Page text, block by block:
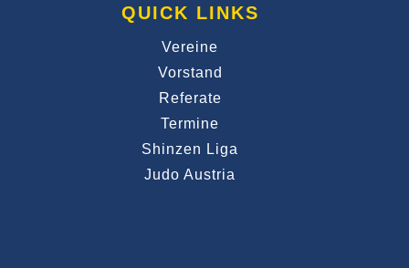
QUICK LINKS
Vereine
Vorstand
Referate
Termine
Shinzen Liga
Judo Austria